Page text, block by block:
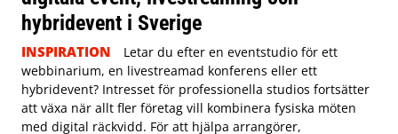
hybridevent i Sverige
INSPIRATION
Letar du efter en eventstudio för ett
webbinarium, en livestreamad konferens eller ett
hybridevent? Intresset för professionella studios fortsätter
att växa när allt fler företag vill kombinera fysiska möten
med digital räckvidd. För att hjälpa arrangörer,